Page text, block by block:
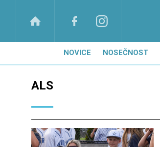
NOVICE NOSEČNOST
ALS